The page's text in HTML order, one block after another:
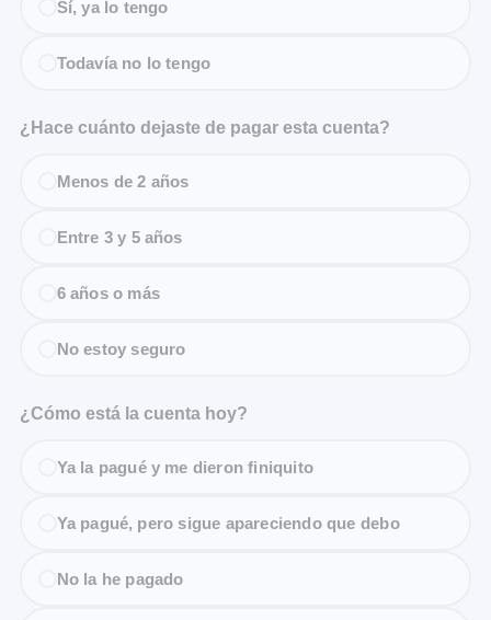
Sí, ya lo tengo
Todavía no lo tengo
¿Hace cuánto dejaste de pagar esta cuenta?
Menos de 2 años
Entre 3 y 5 años
6 años o más
No estoy seguro
¿Cómo está la cuenta hoy?
Ya la pagué y me dieron finiquito
Ya pagué, pero sigue apareciendo que debo
No la he pagado